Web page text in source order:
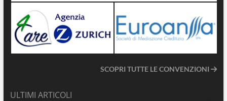
SCOPRI TUTTE LE CONVENZIONI
ULTIMI ARTICOLI